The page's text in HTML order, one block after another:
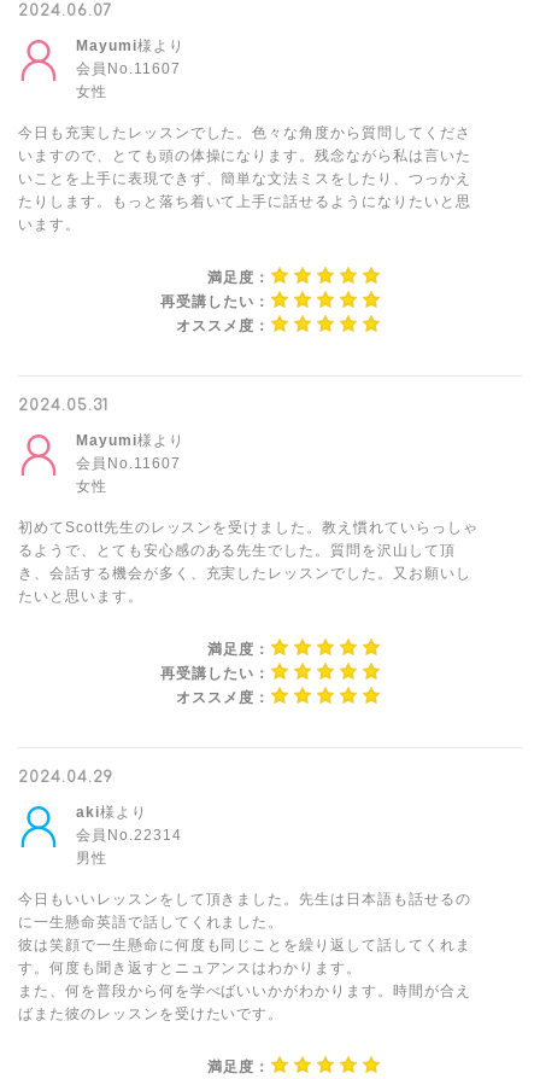
2024.06.07
Mayumi様より
会員No.11607
女性
今日も充実したレッスンでした。色々な角度から質問してくださ
いますので、とても頭の体操になります。残念ながら私は言いた
いことを上手に表現できず、簡単な文法ミスをしたり、つっかえ
たりします。もっと落ち着いて上手に話せるようになりたいと思
います。
満足度：
再受講したい：
オススメ度：
2024.05.31
Mayumi様より
会員No.11607
女性
初めてScott先生のレッスンを受けました。教え慣れていらっしゃ
るようで、とても安心感のある先生でした。質問を沢山して頂
き、会話する機会が多く、充実したレッスンでした。又お願いし
たいと思います。
満足度：
再受講したい：
オススメ度：
2024.04.29
aki様より
会員No.22314
男性
今日もいいレッスンをして頂きました。先生は日本語も話せるの
に一生懸命英語で話してくれました。
彼は笑顔で一生懸命に何度も同じことを繰り返して話してくれま
す。何度も聞き返すとニュアンスはわかります。
また、何を普段から何を学べばいいかがわかります。時間が合え
ばまた彼のレッスンを受けたいです。
満足度：